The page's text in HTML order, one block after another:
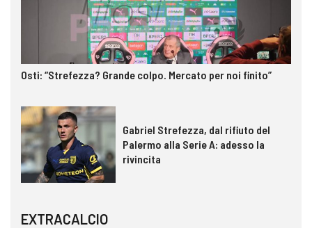
Osti: “Strefezza? Grande colpo. Mercato per noi finito”
Gabriel Strefezza, dal rifiuto del
Palermo alla Serie A: adesso la
rivincita
EXTRACALCIO